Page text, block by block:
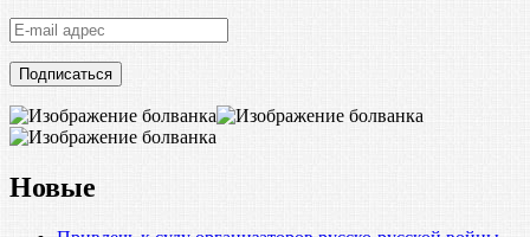
E-
mail
адрес
Новые